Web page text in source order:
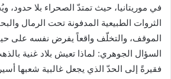
في موريتانيا، حيث تمتدّ الصحراء بلا حدود،
الثروات الطبيعية المدفونة تحت الرمال
الموقف، والتخلّف واقعاً يفرض نفسه على
السؤال الجوهري: لماذا تعيش بلاد غنية
فقيرةً إلى الحدّ الذي يجعل غالبية شعبها